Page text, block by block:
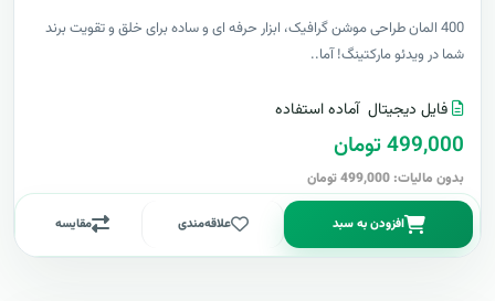
400 المان طراحی موشن گرافیک، ابزار حرفه ای و ساده برای خلق و تقویت برند
شما در ویدئو مارکتینگ! آما..
فایل دیجیتال آماده استفاده
499,000 تومان
بدون مالیات: 499,000 تومان
افزودن به سبد علاقه‌مندی مقایسه